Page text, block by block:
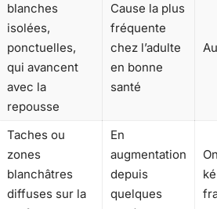
blanches
isolées,
ponctuelles,
qui avancent
avec la
repousse
Cause la plus
fréquente
chez l’adulte
en bonne
santé
Taches ou
zones
blanchâtres
diffuses sur la
En
augmentation
depuis
quelques